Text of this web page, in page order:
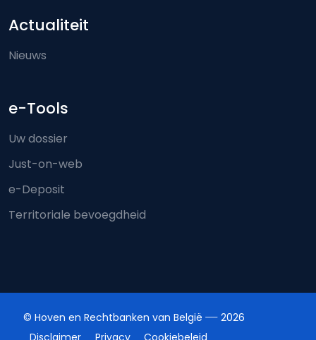
Actualiteit
Nieuws
e-Tools
Uw dossier
Just-on-web
e-Deposit
Territoriale bevoegdheid
© Hoven en Rechtbanken van België
2026
Disclaimer
Privacy Cookiebeleid